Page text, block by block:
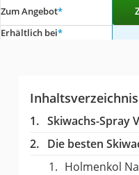
Zum Angebot*
Erhältlich bei*
Inhaltsverzeichnis
Skiwachs-Spray
Die besten
Holmenkol